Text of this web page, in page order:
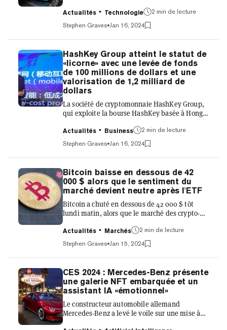
CoinDesk a rapporté que le nouveau
smartphone proposera du matériel différent,
tout en intégrant les mêmes fonctionnalités
favorables aux crypto-monnaies que le
smartphone Saga original. Celles-ci
comprennent un portefeuille de crypto-
monnaies intégré, un magasin d'applications
décentralisées (dapp) et un logiciel Android
personnalisé. Développé par Solana Mobile
et...
Actualités Technologie
2 min de lecture
Stephen Graves Jan 16, 2024
HashKey Group atteint le statut de
«licorne» avec une levée de fonds
de 100 millions de dollars et une
valorisation de 1,2 milliard de
dollars
La société de cryptomonnaie HashKey Group,
qui exploite la bourse HashKey basée à Hong
avoir levé près de 100 millions de dollars lors
d'un tour de financement de série A. Dans un
communiqué, HashKey Group a déclaré que
cette levée de fonds l'avait valorisée à 1,2
milliard de dollars, dépassant ainsi le seuil de
1 milliard de dollars pour une entreprise
privée. La société a déclaré que le capital
nouvellement levé serait utilisé pour
«consolider l'éco...
Actualités Business
2 min de lecture
Stephen Graves Jan 16, 2024
Bitcoin baisse en dessous de 42
000 $ alors que le sentiment du
marché devient neutre après l'ETF
Bitcoin a chuté en dessous de 42 000 $ tôt
lundi matin, alors que le marché des crypto-
le début de la négociation de plusieurs ETF
Bitcoin au comptant aux États-Unis la semaine
dernière. Selon les données de CoinGecko,
Bitcoin a brièvement chuté à un creux de 41
753,68 $ tôt lundi matin, avant de se redresser
pour se négocier à son niveau actuel de 42 600
$, en baisse d'environ 0,6% sur la journée et
de 3,5% au cours de la semaine dernière. Le
prix de...
Actualités Marchés
2 min de lecture
Stephen Graves Jan 15, 2024
CES 2024 : Mercedes-Benz présente
une galerie NFT embarquée et un
assistant IA «émotionnel»
Le constructeur automobile allemand
Mercedes-Benz a levé le voile sur une mise à